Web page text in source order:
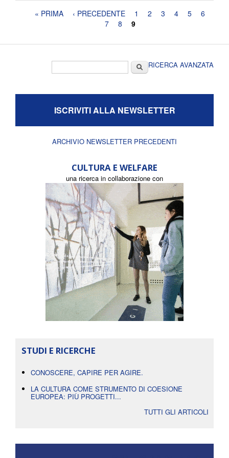
Pagine« PRIMA ‹ PRECEDENTE 1 2 3 4 5
6
7
8 9
CercaRICERCA AVANZATA
ISCRIVITI ALLA NEWSLETTER
ARCHIVIO NEWSLETTER PRECEDENTI
CULTURA E WELFARE
una ricerca in collaborazione con
STUDI E RICERCHE
CONOSCERE, CAPIRE PER AGIRE.
LA CULTURA COME STRUMENTO DI COESIONE
EUROPEA: PIÙ PROGETTI...
TUTTI GLI ARTICOLI